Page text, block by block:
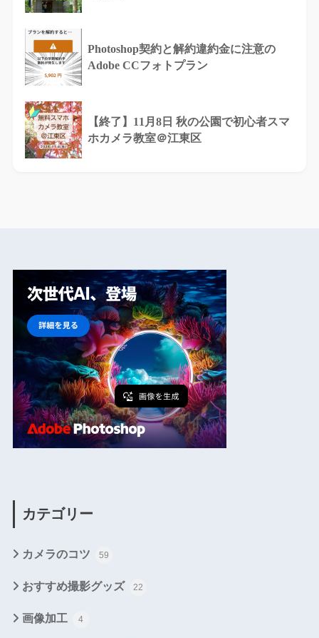
Photoshop契約と解約違約金に注意の
Adobe CCフォトプラン
【終了】11月8日 秋の公園で初心者スマ
ホカメラ教室＠江東区
カテゴリー
カメラのコツ 59
おすすめ撮影グッズ 22
画像加工 4